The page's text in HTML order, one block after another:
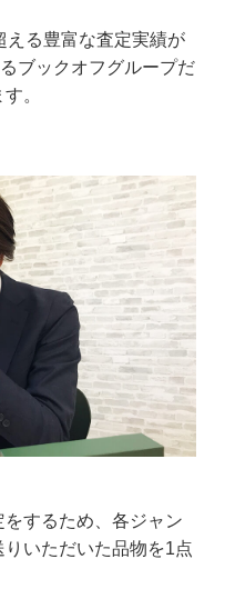
える豊富な査定実績が
ブックオフグループだ
。
するため、各ジャン
いただいた品物を1点